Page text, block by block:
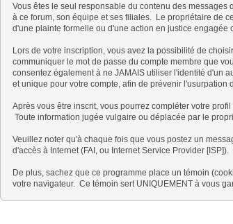
Vous êtes le seul responsable du contenu des
à ce forum, son équipe et ses filiales. Le propriétaire de
d'une plainte formelle ou d'une action en justice
Lors de votre inscription, vous avez la possibilité de
communiquer le mot de passe du compte membre que
consentez également à ne JAMAIS utiliser l'identité d'un
et unique pour votre compte, afin de prévenir l'usurpation
Après vous être inscrit, vous pourrez compléter votre
Toute information jugée vulgaire ou déplacée par le
Veuillez noter qu'à chaque fois que vous postez un
d'accès à Internet (FAI, ou Internet Service Provider
De plus, sachez que ce programme place un témoin
votre navigateur. Ce témoin sert UNIQUEMENT à vous